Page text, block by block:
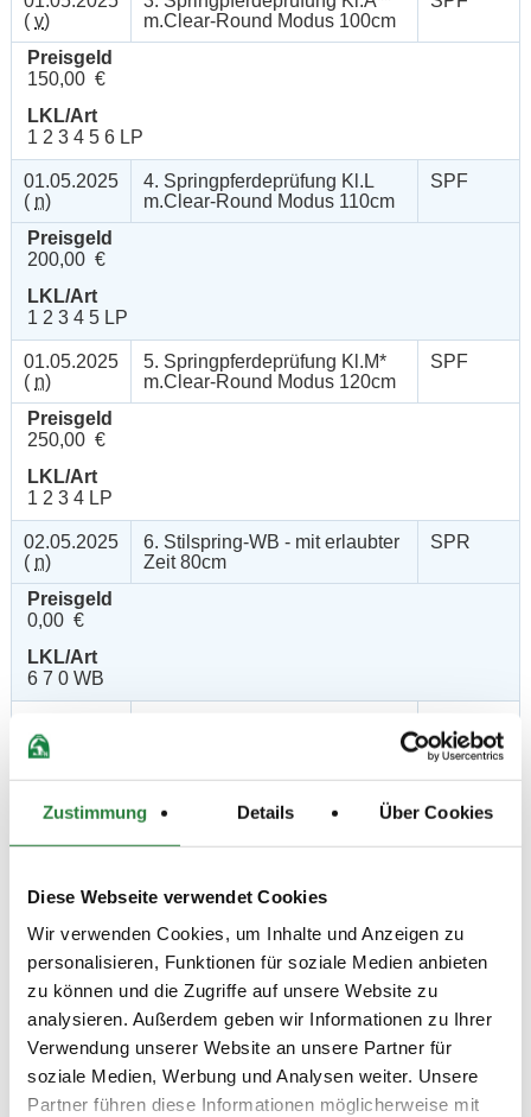
Zustimmung Details Über Cookies
Diese Webseite verwendet Cookies
Wir verwenden Cookies, um Inhalte und Anzeigen zu
personalisieren, Funktionen für soziale Medien anbieten
zu können und die Zugriffe auf unsere Website zu
analysieren. Außerdem geben wir Informationen zu Ihrer
Verwendung unserer Website an unsere Partner für
soziale Medien, Werbung und Analysen weiter. Unsere
Partner führen diese Informationen möglicherweise mit
( v)
m.Clear-Round Modus 100cm
Preisgeld
150,00 €
LKL/Art
1 2 3 4 5 6 LP
01.05.2025
( n)
4. Springpferdeprüfung Kl.L
m.Clear-Round Modus 110cm
SPF
Preisgeld
200,00 €
LKL/Art
1 2 3 4 5 LP
01.05.2025
( n)
5. Springpferdeprüfung Kl.M*
m.Clear-Round Modus 120cm
SPF
Preisgeld
250,00 €
LKL/Art
1 2 3 4 LP
02.05.2025
( n)
6. Stilspring-WB - mit erlaubter
Zeit 80cm
SPR
Preisgeld
0,00 €
LKL/Art
6 7 0 WB
(n)
Preisgeld
150,00 €
02.05.2025
( n)
8. Amateur-
Punktespringprfg.Kl.A** 100cm
Preisgeld
150,00 €
LKL/Art
2 3 4 5 6 LP
03.05.2025
(v)
9. Springprüfung Kl. A** 105cm SPR